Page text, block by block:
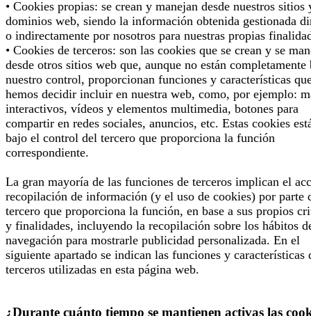
• Cookies propias: se crean y manejan desde nuestros sitios
dominios web, siendo la información obtenida gestionada
o indirectamente por nosotros para nuestras propias
• Cookies de terceros: son las cookies que se crean y se
desde otros sitios web que, aunque no están completamente
nuestro control, proporcionan funciones y características
hemos decidir incluir en nuestra web, como, por ejemplo:
interactivos, vídeos y elementos multimedia, botones para
compartir en redes sociales, anuncios, etc. Estas cookies
bajo el control del tercero que proporciona la función
correspondiente.
La gran mayoría de las funciones de terceros implican el
recopilación de información (y el uso de cookies) por parte
tercero que proporciona la función, en base a sus propios
y finalidades, incluyendo la recopilación sobre los hábitos
navegación para mostrarle publicidad personalizada. En el
siguiente apartado se indican las funciones y características
terceros utilizadas en esta página web.
¿Durante cuánto tiempo se mantienen activas las